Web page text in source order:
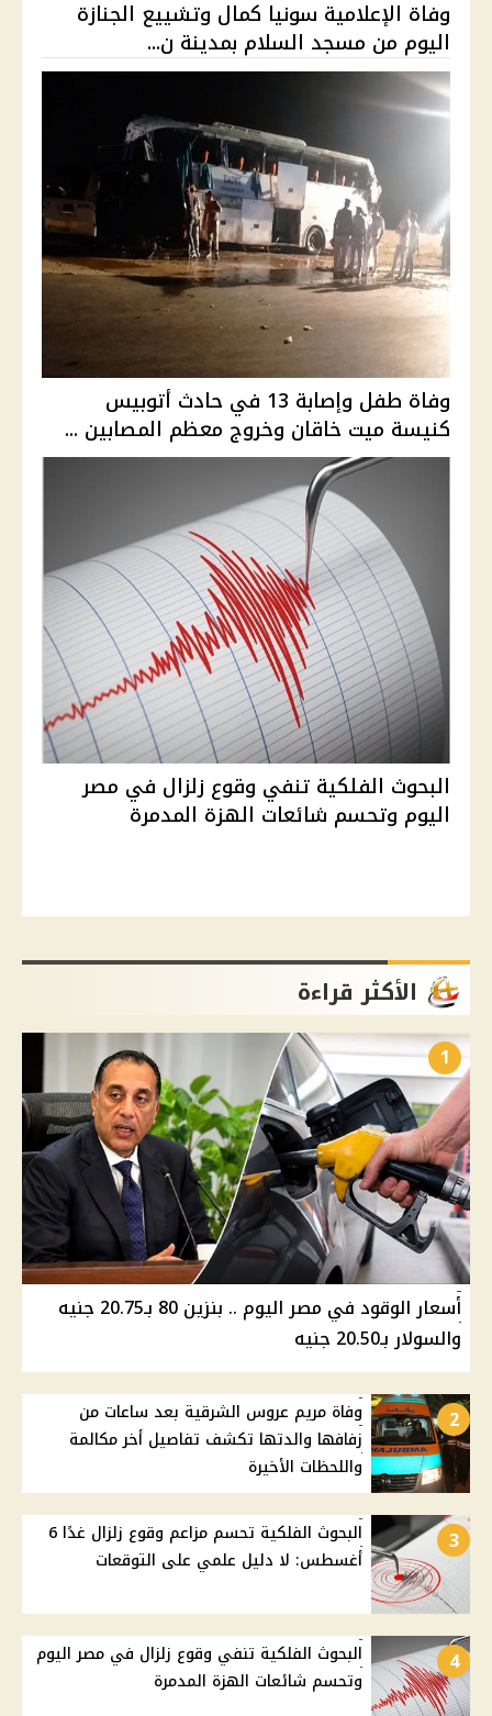
وفاة الإعلامية سونيا كمال وتشييع الجنازة
اليوم من مسجد السلام بمدينة ن...
وفاة طفل وإصابة 13 في حادث أتوبيس
كنيسة ميت خاقان وخروج معظم المصابين ...
البحوث الفلكية تنفي وقوع زلزال في مصر
اليوم وتحسم شائعات الهزة المدمرة
الأكثر قراءة
1
أسعار الوقود في مصر اليوم .. بنزين 80 بـ20.75 جنيه
والسولار بـ20.50 جنيه
2
وفاة مريم عروس الشرقية بعد ساعات من
زفافها والدتها تكشف تفاصيل أخر مكالمة
واللحظات الأخيرة
3
البحوث الفلكية تحسم مزاعم وقوع زلزال غدًا 6
أغسطس: لا دليل علمي على التوقعات
4
البحوث الفلكية تنفي وقوع زلزال في مصر اليوم
وتحسم شائعات الهزة المدمرة